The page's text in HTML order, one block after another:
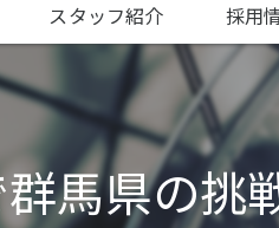
ついて
について
について
スタッフ紹介 採用
馬県の